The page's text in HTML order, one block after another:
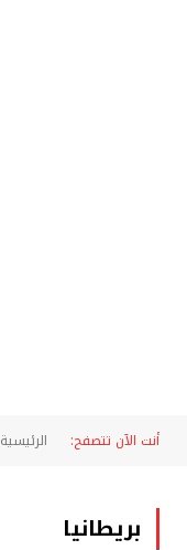
أنت الآن تتصفح: الرئيسية
بريطانيا